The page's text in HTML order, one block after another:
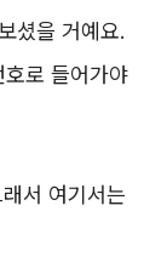
셨을 거예요.
로 들어가야
서 여기서는